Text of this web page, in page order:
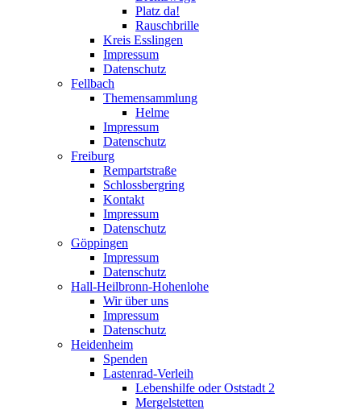
Platz da!
Rauschbrille
Kreis Esslingen
Impressum
Datenschutz
Fellbach
Themensammlung
Helme
Impressum
Datenschutz
Freiburg
Rempartstraße
Schlossbergring
Kontakt
Impressum
Datenschutz
Göppingen
Impressum
Datenschutz
Hall-Heilbronn-Hohenlohe
Wir über uns
Impressum
Datenschutz
Heidenheim
Spenden
Lastenrad-Verleih
Lebenshilfe oder Oststadt 2
Mergelstetten